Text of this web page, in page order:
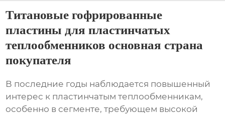
Титановые гофрированные
пластины для пластинчатых
теплообменников основная страна
покупателя
В последние годы наблюдается повышенный
интерес к пластинчатым теплообменникам,
особенно в сегменте, требующем высокой